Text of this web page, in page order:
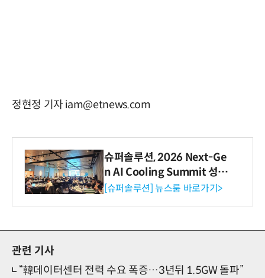
정현정 기자 iam@etnews.com
슈퍼솔루션, 2026 Next-Ge
n AI Cooling Summit 성황
리 성료
[슈퍼솔루션] 뉴스룸 바로가기>
관련 기사
“韓데이터센터 전력 수요 폭증…3년뒤 1.5GW 돌파”